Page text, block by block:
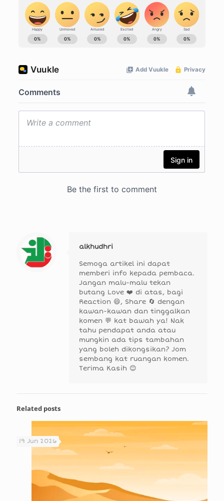
alkhudhri
Semoga artikel ini dapat
memberi info kepada pembaca.
Jangan malu-malu tekan
butang Love ❤️ di atas, bagi
Reaction 😄, Share 🔄 dengan
kawan-kawan dan tinggalkan
komen 💬 kat bawah ya! Nak
tahu pendapat anda atau
mungkin ada tips tambahan
yang boleh dikongsikan? Jom
sembang kat ruangan komen.
Terima Kasih 😊
Related posts
19 Jun 2026